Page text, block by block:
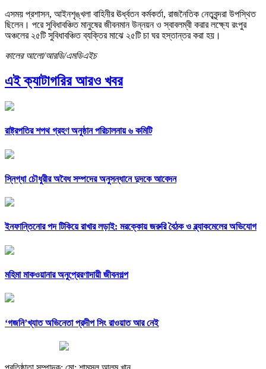
এসময় প্রশাসন, আইনশৃঙ্খলা বাহিনীর ঊর্ধ্বতন কর্মকর্তা, রাজনৈতিক নেতৃবৃন্দরা উপস্থিত
ছিলেন। পরে সুবিধাবঞ্চিত মানুষের জীবনমান উন্নয়ন ও স্বাবলম্বী করার লক্ষ্যে রংপুর
অঞ্চলের ২৫টি সুবিধাবঞ্চিত ব্যক্তির মাঝে ২৫টি চা ঘর হস্তান্তর করা হয়।
কালের আলো/আরডি/এমডিএইচ
এই ক্যাটাগরির আরও খবর
রাষ্ট্রপতির শপথ গ্রহণ অনুষ্ঠান পরিচালনায় ৬ কমিটি
স্নিগ্ধা চৌধুরীর অবৈধ সম্পদের অনুসন্ধানে দুদকে আবেদন
ইনফান্তিনোর পদ টিকিয়ে রাখার লড়াই: মরক্কোয় জরুরি বৈঠক ও ব্ল্যাকমেলের অভিযোগ
মহিমা মাকওয়ানার অনুপ্রেরণাদায়ী জীবনগল্প
‘গজনি’খ্যাত অভিনেতা প্রদীপ সিং রাওয়াত আর নেই